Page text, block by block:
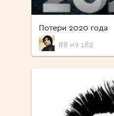
Потери 2020 года
#8 из 182